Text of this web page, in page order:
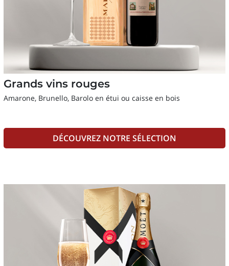
Grands vins rouges
Amarone, Brunello, Barolo en étui ou caisse en bois
DÉCOUVREZ NOTRE SÉLECTION